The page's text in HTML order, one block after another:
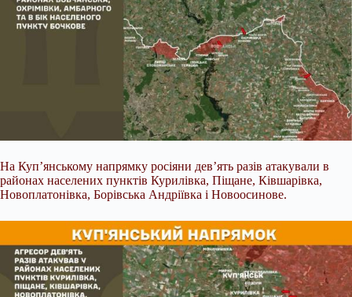
На Куп’янському напрямку росіяни дев’ять разів атакували в
районах населених пунктів Курилівка, Піщане, Ківшарівка,
Новоплатонівка, Борівська Андріївка і Новоосинове.